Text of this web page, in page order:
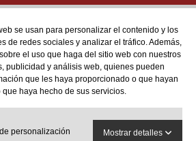
al cliente
- 91 678 70 70
- 93 635 28 28
- 96 159 71 61
se usan para personalizar el contenido y los
de redes sociales y analizar el tráfico. Además,
el uso que haga del sitio web con nuestros
publicidad y análisis web, quienes pueden
que les haya proporcionado o que hayan
haya hecho de sus servicios.
personalización
Mostrar detalles